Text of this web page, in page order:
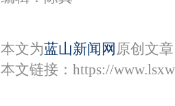
本文为蓝山新闻网 原创文
本文链接： https://